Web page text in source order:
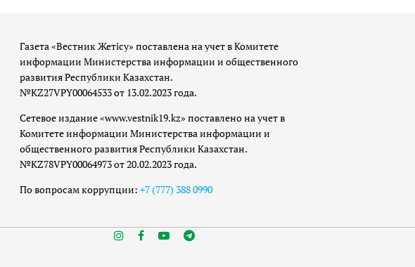
Газета «Вестник Жетісу» поставлена на учет в Комитете
информации Министерства информации и общественного
развития Республики Казахстан.
№KZ27VPY00064533 от 13.02.2023 года.
Сетевое издание «www.vestnik19.kz» поставлено на учет в
Комитете информации Министерства информации и
общественного развития Республики Казахстан.
№KZ78VPY00064973 от 20.02.2023 года.
По вопросам коррупции: +7 (777) 388 0990